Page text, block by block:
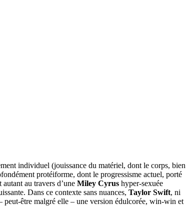
individuel (jouissance du matériel, dont le corps, bien
protéiforme, dont le progressisme actuel, porté
au travers d’une Miley Cyrus hyper-sexuée
Dans ce contexte sans nuances, Taylor Swift, ni
peut-être malgré elle – une version édulcorée, win-win et